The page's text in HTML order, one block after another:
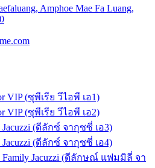
Amphoe Mae Fa Luang,
VIP (ซุพีเรีย วีไอพี เอ1)
VIP (ซุพีเรีย วีไอพี เอ2)
(ดีลักซ์ จากุซซี่ เอ3)
(ดีลักซ์ จากุซซี่ เอ4)
Family Jacuzzi (ดีลักษณ์ แฟมมิลี่ จา